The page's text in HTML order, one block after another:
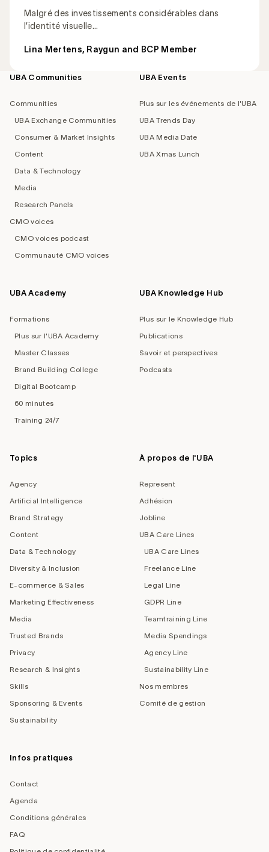
Malgré des investissements considérables dans
l’identité visuelle...
Lina Mertens, Raygun and BCP Member
Footer
UBA Communities
Communities
UBA Exchange Communities
Consumer & Market Insights
Content
Data & Technology
Media
Research Panels
CMO voices
CMO voices podcast
Communauté CMO voices
UBA Events
Plus sur les événements de l'UBA
UBA Trends Day
UBA Media Date
UBA Xmas Lunch
UBA Academy
Formations
Plus sur l'UBA Academy
Master Classes
Brand Building College
Digital Bootcamp
60 minutes
Training 24/7
UBA Knowledge Hub
Plus sur le Knowledge Hub
Publications
Savoir et perspectives
Podcasts
Topics
Agency
Artificial Intelligence
Brand Strategy
Content
Data & Technology
Diversity & Inclusion
E-commerce & Sales
Marketing Effectiveness
Media
Trusted Brands
Privacy
Research & Insights
Skills
Sponsoring & Events
Sustainability
À propos de l'UBA
Represent
Adhésion
Jobline
UBA Care Lines
UBA Care Lines
Freelance Line
Legal Line
GDPR Line
Teamtraining Line
Media Spendings
Agency Line
Sustainability Line
Nos membres
Comité de gestion
Infos pratiques
Contact
Agenda
Conditions générales
FAQ